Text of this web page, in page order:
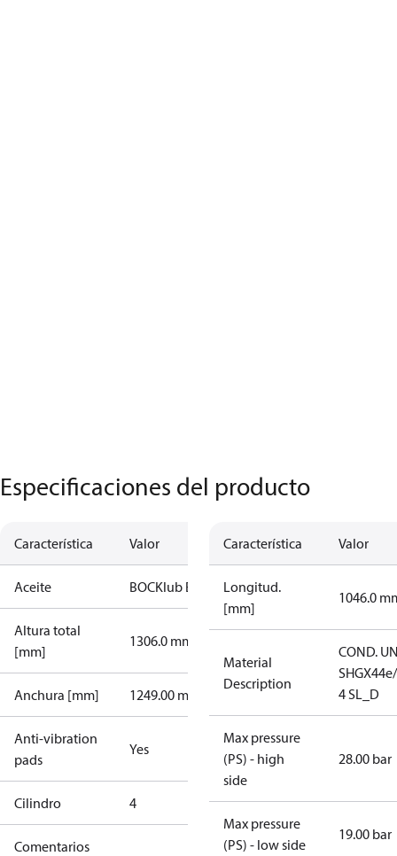
Especificaciones del producto
Característica Valor
Aceite BOCKlub E55
Altura total
[mm]
1306.0 mm
Anchura [mm] 1249.00 mm
Anti-vibration
pads
Yes
Cilindro 4
Comentarios
Característica Valor
Longitud.
[mm]
1046.0
Material
Description
COND.
4 SL_D
Max pressure
(PS) - high
side
28.00 bar
Max pressure
(PS) - low side
19.00 bar